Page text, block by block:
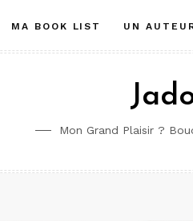
MA BOOK LIST UN
Mon Grand Plaisir ?